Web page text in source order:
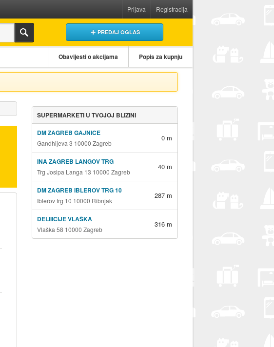
Prijava Registracija
PREDAJ OGLAS
Obavijesti o akcijama Popis za kupnju
SUPERMARKETI U TVOJOJ BLIZINI
DM ZAGREB GAJNICE
Gandhijeva 3 10000 Zagreb
0 m
INA ZAGREB LANGOV TRG
Trg Josipa Langa 13 10000 Zagreb
40 m
DM ZAGREB IBLEROV TRG 10
Iblerov trg 10 10000 Ribnjak
287 m
DELIIICIJE VLAŠKA
Vlaška 58 10000 Zagreb
316 m